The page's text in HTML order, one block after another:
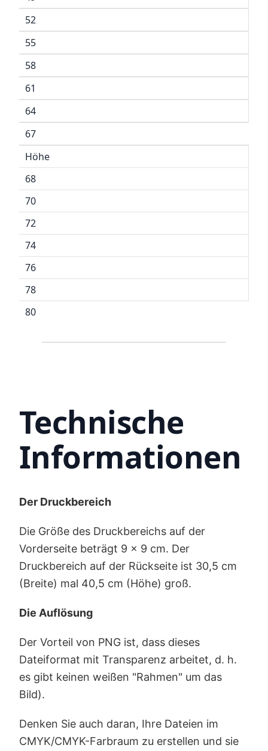
52
55
58
61
64
67
Höhe
68
70
72
74
76
78
80
Technische
Informationen
Der Druckbereich
Die Größe des Druckbereichs auf der
Vorderseite beträgt 9 x 9 cm. Der
Druckbereich auf der Rückseite ist 30,5 cm
(Breite) mal 40,5 cm (Höhe) groß.
Die Auflösung
Der Vorteil von PNG ist, dass dieses
Dateiformat mit Transparenz arbeitet, d. h.
es gibt keinen weißen "Rahmen" um das
Bild).
Denken Sie auch daran, Ihre Dateien im
CMYK/CMYK-Farbraum zu erstellen und sie